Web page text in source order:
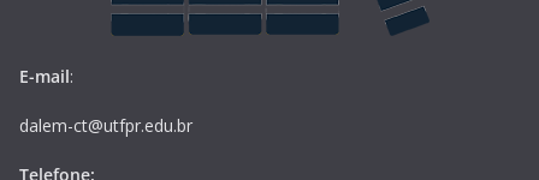
E-mail:
dalem-ct@utfpr.edu.br
Telefone: